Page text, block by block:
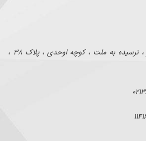
تهران ، خیابان امیرکبیر ، نرسیده به ملت ، کوچه اوحدی ، پلاک ۳۸ ،